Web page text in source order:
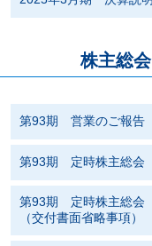
株主総
第93期 営業のご報告
第93期 定時株主総会
第93期 定時株主総会
（交付書面省略事項）